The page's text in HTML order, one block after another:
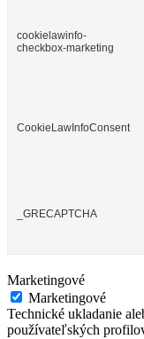
cookielawinfo-
checkbox-marketing
CookieLawInfoConsent
_GRECAPTCHA
Marketingové
Marketingové
Technické ukladanie
používateľských